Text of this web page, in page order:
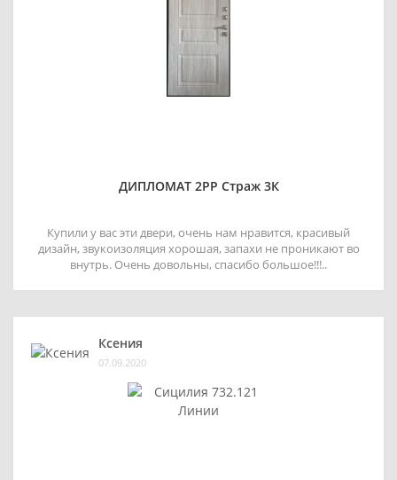
ДИПЛОМАТ 2РР Страж 3К
Купили у вас эти двери, очень нам нравится, красивый
дизайн, звукоизоляция хорошая, запахи не проникают во
внутрь. Очень довольны, спасибо большое!!!..
Ксения
07.09.2020